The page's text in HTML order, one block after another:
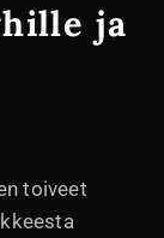
ja
toiveet